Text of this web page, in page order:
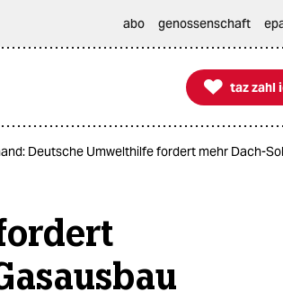
abo genossenschaft

taz zahl ich
taz zahl
Deutsche Umwelthilfe fordert mehr Dach-